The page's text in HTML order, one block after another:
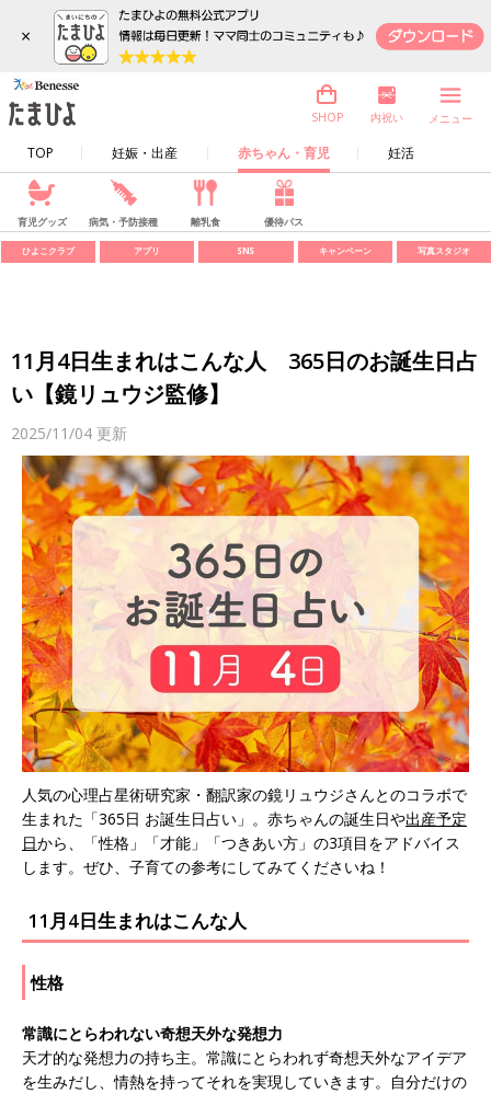
×
TOP 妊娠・出産 赤ちゃん・育児 妊活
SHOP 内祝い メニュー
育児グッズ 病気・予防接種 離乳食 優待パス
ひよこクラブ アプリ SNS キャンペーン 写真スタジオ
11月4日生まれはこんな人 365日のお誕生日占
い【鏡リュウジ監修】
2025/11/04 更新
人気の心理占星術研究家・翻訳家の鏡リュウジさんとのコラボで
生まれた「365日 お誕生日占い」。赤ちゃんの誕生日や出産予定
日から、「性格」「才能」「つきあい方」の3項目をアドバイス
します。ぜひ、子育ての参考にしてみてくださいね！
11月4日生まれはこんな人
性格
常識にとらわれない奇想天外な発想力
天才的な発想力の持ち主。常識にとらわれず奇想天外なアイデア
を生みだし、情熱を持ってそれを実現していきます。自分だけの